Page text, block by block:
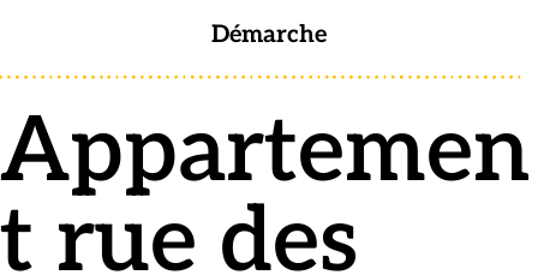
Démarche
Appartemen
t rue des